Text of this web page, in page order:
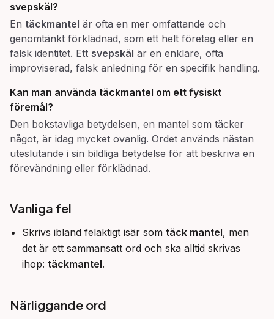
svepskäl?
En täckmantel är ofta en mer omfattande och
genomtänkt förklädnad, som ett helt företag eller en
falsk identitet. Ett svepskäl är en enklare, ofta
improviserad, falsk anledning för en specifik handling.
Kan man använda täckmantel om ett fysiskt
föremål?
Den bokstavliga betydelsen, en mantel som täcker
något, är idag mycket ovanlig. Ordet används nästan
uteslutande i sin bildliga betydelse för att beskriva en
förevändning eller förklädnad.
Vanliga fel
Skrivs ibland felaktigt isär som täck mantel, men
det är ett sammansatt ord och ska alltid skrivas
ihop: täckmantel.
Närliggande ord